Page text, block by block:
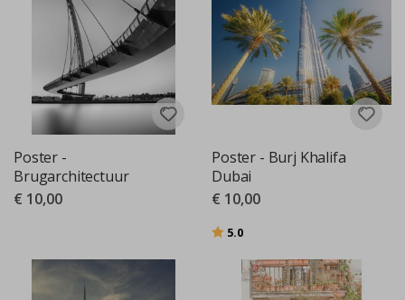
Poster -
Brugarchitectuur
€ 10,00
Poster - Burj Khalifa
Dubai
€ 10,00
Beoordeling:
5.0